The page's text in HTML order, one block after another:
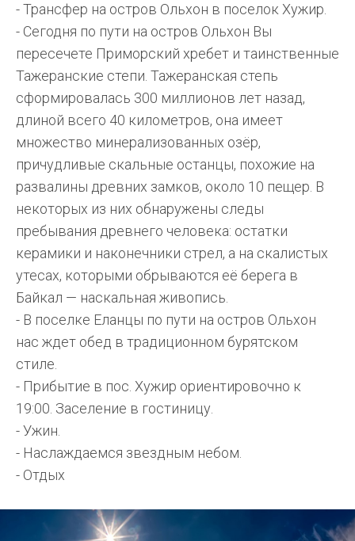
- Трансфер на остров Ольхон в поселок Хужир.
- Сегодня по пути на остров Ольхон Вы
пересечете Приморский хребет и таинственные
Тажеранские степи. Тажеранская степь
сформировалась 300 миллионов лет назад,
длиной всего 40 километров, она имеет
множество минерализованных озёр,
причудливые скальные останцы, похожие на
развалины древних замков, около 10 пещер. В
некоторых из них обнаружены следы
пребывания древнего человека: остатки
керамики и наконечники стрел, а на скалистых
утесах, которыми обрываются её берега в
Байкал — наскальная живопись.
- В поселке Еланцы по пути на остров Ольхон
нас ждет обед в традиционном бурятском
стиле.
- Прибытие в пос. Хужир ориентировочно к
19:00. Заселение в гостиницу.
- Ужин.
- Наслаждаемся звездным небом.
- Отдых